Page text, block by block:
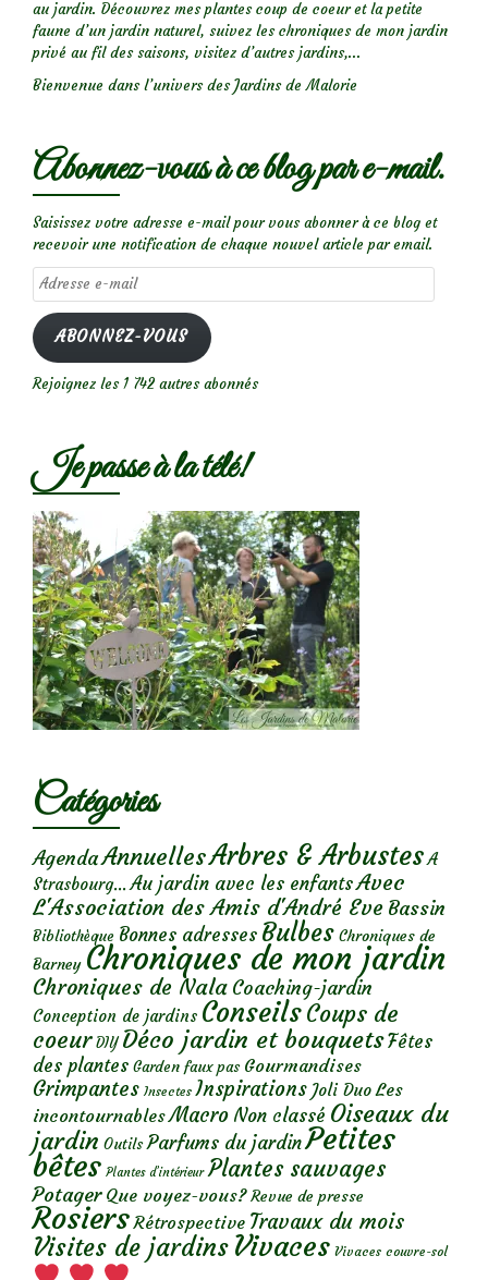
au jardin. Découvrez mes plantes coup de coeur et la petite
faune d’un jardin naturel, suivez les chroniques de mon jardin
privé au fil des saisons, visitez d’autres jardins,...
Bienvenue dans l’univers des Jardins de Malorie
Abonnez-vous à ce blog par e-mail.
Saisissez votre adresse e-mail pour vous abonner à ce blog et
recevoir une notification de chaque nouvel article par email.
Adresse
e-
mail
ABONNEZ-VOUS
Rejoignez les 1 742 autres abonnés
Je passe à la télé!
Catégories
AgendaAnnuellesArbres & Arbustes A
Strasbourg... Au jardin avec les enfantsAvec
L'Association des Amis d'André Eve Bassin
Bibliothèque Bonnes adresses Bulbes Chroniques de
Barney Chroniques de mon jardin
Chroniques de Nala Coaching-jardin
Conception de jardins ConseilsCoups de
coeur DIY Déco jardin et bouquetsFêtes
des plantes Garden faux pas Gourmandises
Grimpantes Insectes Inspirations Joli Duo Les
incontournables Macro Non classé Oiseaux du
jardin Outils Parfums du jardinPetites
bêtes Plantes d’intérieur Plantes sauvages
Potager Que voyez-vous? Revue de presse
Rosiers Rétrospective Travaux du mois
Visites de jardins Vivaces Vivaces couvre-sol